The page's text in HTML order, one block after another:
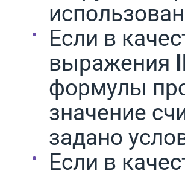
Если в
выражения
формулы
значение
задано
Если в